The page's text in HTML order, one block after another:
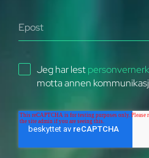
Jeg har lest
motta annen